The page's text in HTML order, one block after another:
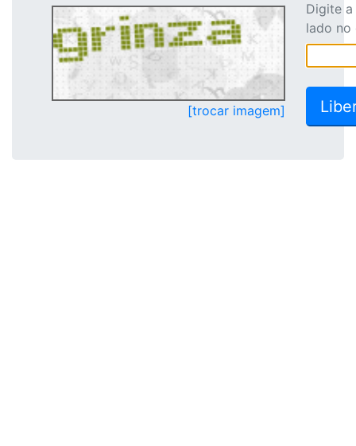
[trocar imagem]
Digite
lado no